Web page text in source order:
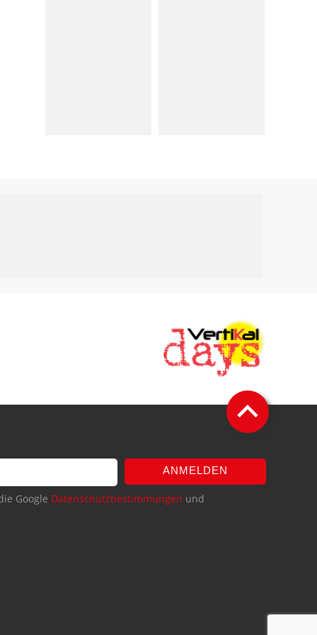
ANMELDEN
Google Datenschutzbestimmungen und